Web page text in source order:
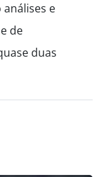
e
de
duas